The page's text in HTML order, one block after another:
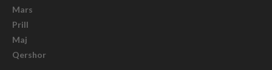
Mars
Prill
Maj
Qershor